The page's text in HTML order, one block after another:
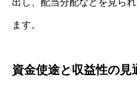
ます。
資金使途と収益性の見